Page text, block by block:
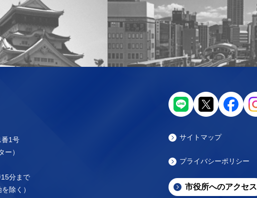
1号
）
分まで
除く）
サイトマップ
プライバシーポリシー
市役所へのアクセス